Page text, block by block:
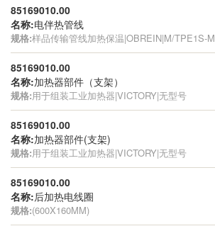
85169010.00
名称:电伴热管线
规格:样品传输管线加热保温|OBREIN|M/TPE1S-M
85169010.00
名称:加热器部件（支架）
规格:用于组装工业加热器|VICTORY|无型号
85169010.00
名称:加热器部件(支架)
规格:用于组装工业加热器|VICTORY|无型号
85169010.00
名称:后加热电线圈
规格:(600X160MM)